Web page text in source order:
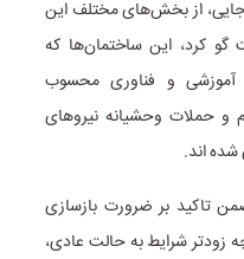
از بخش‌های مختلف این
گو کرد، این ساختمان‌ها که
آموزشی و فناوری محسوب
حملات وحشیانه نیروهای
اند.
تاکید بر ضرورت بازسازی
شرایط به حالت عادی،